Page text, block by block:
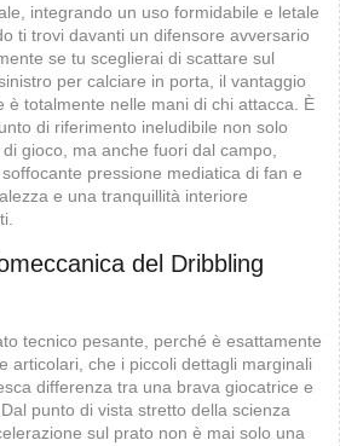
integrando un uso formidabile e letale
ti trovi davanti un difensore avversario
se tu sceglierai di scattare sul
per calciare in porta, il vantaggio
è totalmente nelle mani di chi attacca. È
di riferimento ineludibile non solo
gioco, ma anche fuori dal campo,
pressione mediatica di fan e
e una tranquillità interiore
del Dribbling
tecnico pesante, perché è esattamente
articolari, che i piccoli dettagli marginali
differenza tra una brava giocatrice e
punto di vista stretto della scienza
sul prato non è mai solo una